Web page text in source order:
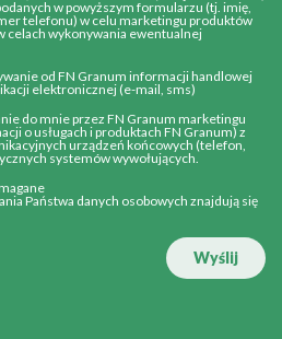
w powyższym formularzu (tj. imię,
telefonu) w celu marketingu produktów
celach wykonywania ewentualnej
od FN Granum informacji handlowej
elektronicznej (e-mail, sms)
do mnie przez FN Granum marketingu
o usługach i produktach FN Granum) z
urządzeń końcowych (telefon,
systemów wywołujących.
Państwa danych osobowych znajdują się
Wyślij